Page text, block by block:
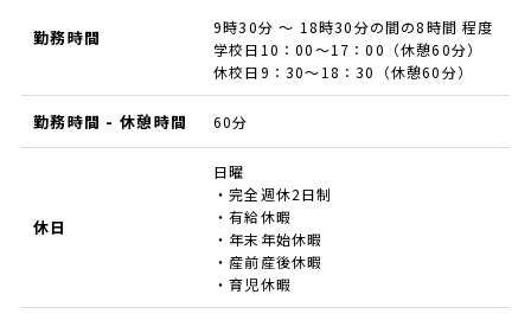
勤務時間
9時30分 ～ 18時30分の間の8時間 程度
学校日10：00～17：00（休憩60分）
休校日9：30～18：30（休憩60分）
勤務時間 - 休憩時間 60分
休日
日曜
・完全週休2日制
・有給休暇
・年末年始休暇
・産前産後休暇
・育児休暇